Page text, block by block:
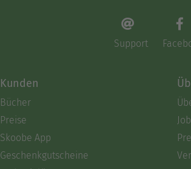
Support
Kunden
Bücher
Preise
Skoobe App
Geschenkgutscheine